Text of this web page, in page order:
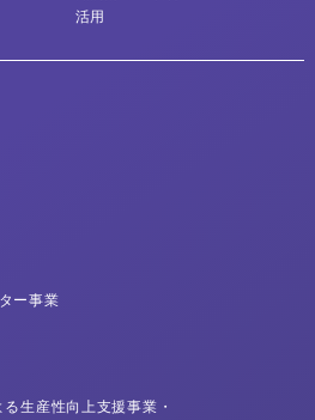
活用
ー事業
る生産性向上支援事業・